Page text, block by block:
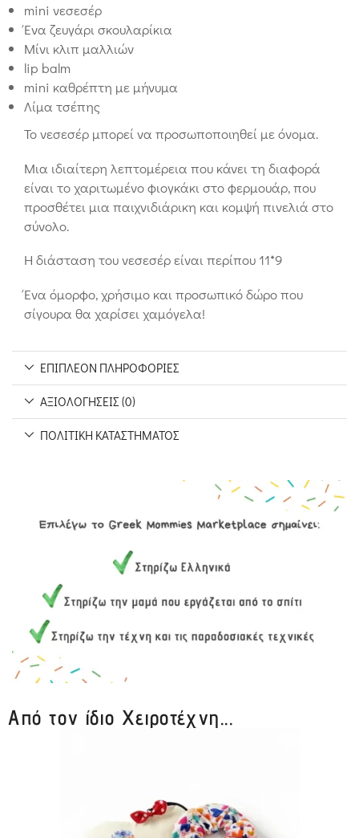
mini νεσεσέρ
Ένα ζευγάρι σκουλαρίκια
Μίνι κλιπ μαλλιών
lip balm
mini καθρέπτη με μήνυμα
Λίμα τσέπης
Το νεσεσέρ μπορεί να προσωποποιηθεί με όνομα.
Μια ιδιαίτερη λεπτομέρεια που κάνει τη διαφορά
είναι το χαριτωμένο φιογκάκι στο φερμουάρ, που
προσθέτει μια παιχνιδιάρικη και κομψή πινελιά στο
σύνολο.
Η διάσταση του νεσεσέρ είναι περίπου 11*9
Ένα όμορφο, χρήσιμο και προσωπικό δώρο που
σίγουρα θα χαρίσει χαμόγελα!
ΕΠΙΠΛΈΟΝ ΠΛΗΡΟΦΟΡΊΕΣ
ΑΞΙΟΛΟΓΉΣΕΙΣ (0)
ΠΟΛΙΤΙΚΉ ΚΑΤΑΣΤΉΜΑΤΟΣ
Από τον ίδιο Χειροτέχνη...